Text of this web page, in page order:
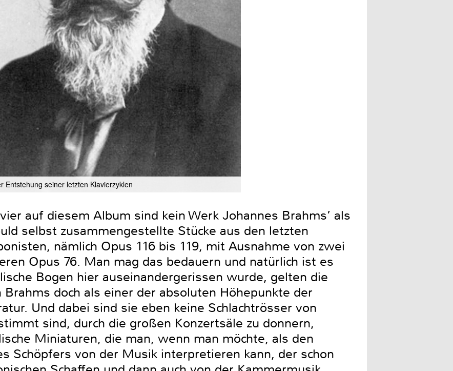
seiner letzten Klavierzyklen
auf diesem Album sind kein Werk Johannes Brahms’ als
selbst zusammengestellte Stücke aus den letzten
nämlich Opus 116 bis 119, mit Ausnahme von zwei
Opus 76. Man mag das bedauern und natürlich ist es
Bogen hier auseinandergerissen wurde, gelten die
doch als einer der absoluten Höhepunkte der
Und dabei sind sie eben keine Schlachtrösser von
sind, durch die großen Konzertsäle zu donnern,
Miniaturen, die man, wenn man möchte, als den
Schöpfers von der Musik interpretieren kann, der schon